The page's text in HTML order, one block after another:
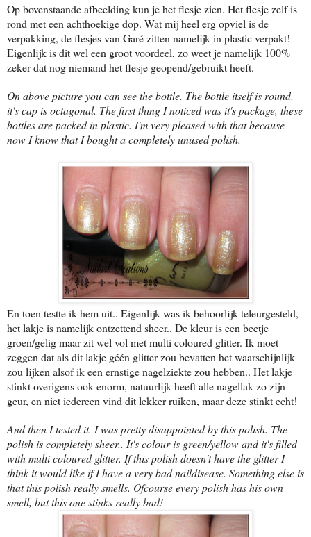
Op bovenstaande afbeelding kun je het flesje zien. Het flesje zelf is
rond met een achthoekige dop. Wat mij heel erg opviel is de
verpakking, de flesjes van Garé zitten namelijk in plastic verpakt!
Eigenlijk is dit wel een groot voordeel, zo weet je namelijk 100%
zeker dat nog niemand het flesje geopend/gebruikt heeft.
On above picture you can see the bottle. The bottle itself is round,
it's cap is octagonal. The first thing I noticed was it's package, these
bottles are packed in plastic. I'm very pleased with that because
now I know that I bought a completely unused polish.
En toen testte ik hem uit.. Eigenlijk was ik behoorlijk teleurgesteld,
het lakje is namelijk ontzettend sheer.. De kleur is een beetje
groen/gelig maar zit wel vol met multi coloured glitter. Ik moet
zeggen dat als dit lakje géén glitter zou bevatten het waarschijnlijk
zou lijken alsof ik een ernstige nagelziekte zou hebben.. Het lakje
stinkt overigens ook enorm, natuurlijk heeft alle nagellak zo zijn
geur, en niet iedereen vind dit lekker ruiken, maar deze stinkt echt!
And then I tested it. I was pretty disappointed by this polish. The
polish is completely sheer.. It's colour is green/yellow and it's filled
with multi coloured glitter. If this polish doesn't have the glitter I
think it would like if I have a very bad naildisease. Something else is
that this polish really smells. Ofcourse every polish has his own
smell, but this one stinks really bad!